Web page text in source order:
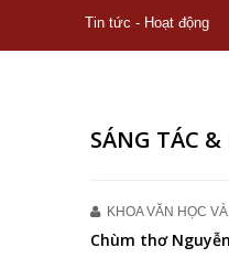
Tin tức - Hoạt động
SÁNG TÁC
KHOA VĂN HỌC
Chùm thơ